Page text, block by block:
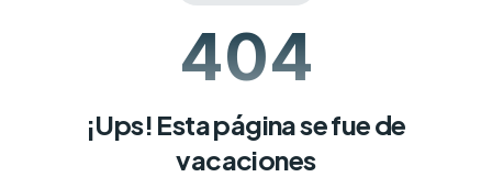
404
¡Ups! Esta página se fue de
vacaciones